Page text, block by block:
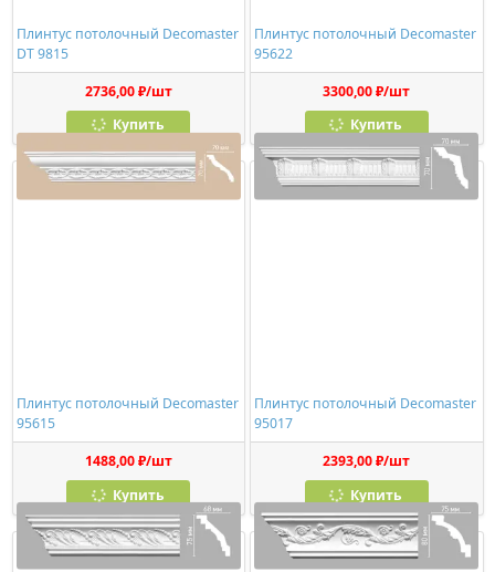
Плинтус потолочный Decomaster
DT 9815
2736,00 ₽/шт
Купить
Плинтус потолочный Decomaster
95622
3300,00 ₽/шт
Купить
Плинтус потолочный Decomaster
95615
1488,00 ₽/шт
Купить
Плинтус потолочный Decomaster
95017
2393,00 ₽/шт
Купить